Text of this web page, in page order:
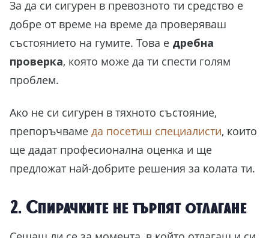
За да си сигурен в превозното ти средство е
добре от време на време да проверяваш
състоянието на гумите. Това е дребна
проверка, която може да ти спести голям
проблем.
Ако не си сигурен в тяхното състояние,
препоръчваме да посетиш специалисти, които
ще дадат професионална оценка и ще
предложат най-добрите решения за колата ти.
2. Спирачките не търпят отлагане